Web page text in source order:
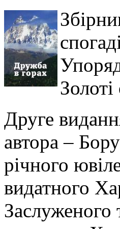
Друге
автора –
річного
видатного
Заслуженого